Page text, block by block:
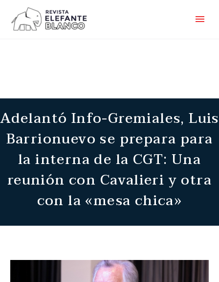
Adelantó Info-Gremiales, Luis
Barrionuevo se prepara para
la interna de la CGT: Una
reunión con Cavalieri y otra
con la «mesa chica»